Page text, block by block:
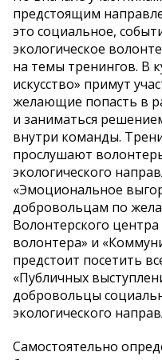
предстоящим
это социальное,
экологическое
на темы тренингов. В
искусство» примут
желающие попасть в
и заниматься
внутри команды.
прослушают
экологического
«Эмоциональное
добровольцам по
Волонтерского
волонтера» и
предстоит посетить
«Публичных
добровольцы
экологического
Самостоятельно